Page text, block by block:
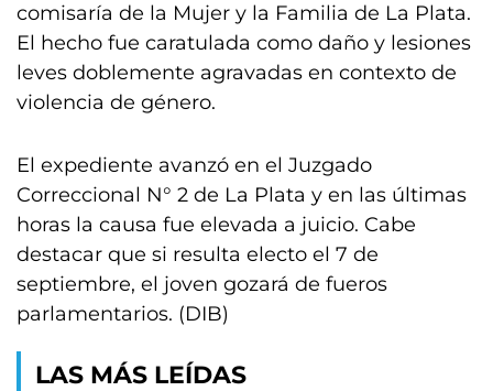
comisaría de la Mujer y la Familia de La Plata.
El hecho fue caratulada como daño y lesiones
leves doblemente agravadas en contexto de
violencia de género.
El expediente avanzó en el Juzgado
Correccional N° 2 de La Plata y en las últimas
horas la causa fue elevada a juicio. Cabe
destacar que si resulta electo el 7 de
septiembre, el joven gozará de fueros
parlamentarios. (DIB)
LAS MÁS LEÍDAS